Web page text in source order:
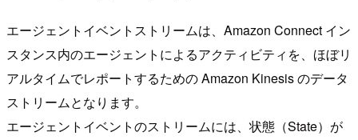
エージェントイベントストリームは、Amazon Connect イン
スタンス内のエージェントによるアクティビティを、ほぼリ
アルタイムでレポートするための Amazon Kinesis のデータ
ストリームとなります。
エージェントイベントのストリームには、状態（State）が